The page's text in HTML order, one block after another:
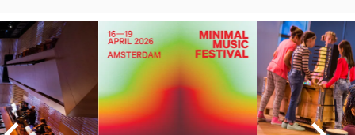
Overslaan